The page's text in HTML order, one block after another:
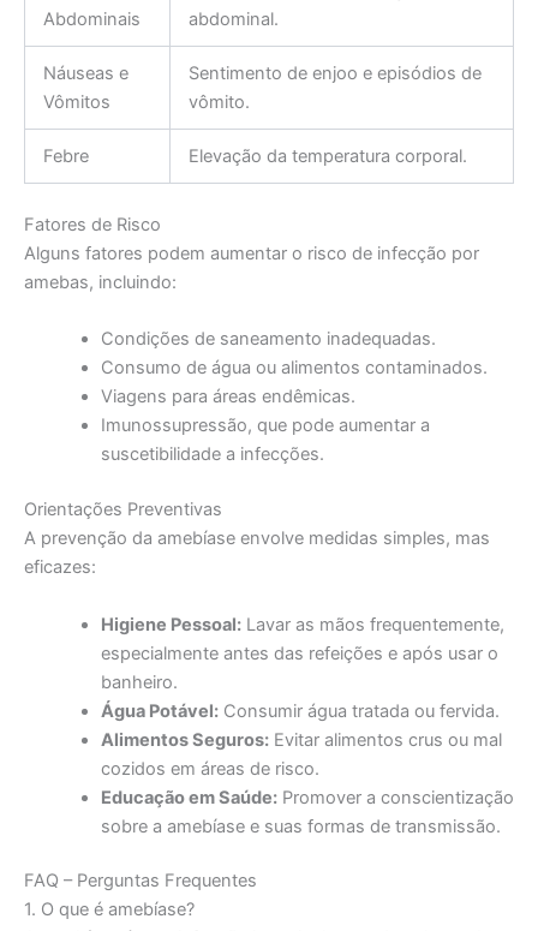
Abdominais
abdominal.
Náuseas e
Vômitos
Sentimento de enjoo e episódios de
vômito.
Febre Elevação da temperatura corporal.
Fatores de Risco
Alguns fatores podem aumentar o risco de infecção por
amebas, incluindo:
Condições de saneamento inadequadas.
Consumo de água ou alimentos contaminados.
Viagens para áreas endêmicas.
Imunossupressão, que pode aumentar a
suscetibilidade a infecções.
Orientações Preventivas
A prevenção da amebíase envolve medidas simples, mas
eficazes:
Higiene Pessoal:Lavar as mãos frequentemente,
especialmente antes das refeições e após usar o
banheiro.
Água Potável:Consumir água tratada ou fervida.
Alimentos Seguros:Evitar alimentos crus ou mal
cozidos em áreas de risco.
Educação em Saúde:Promover a conscientização
sobre a amebíase e suas formas de transmissão.
FAQ – Perguntas Frequentes
1. O que é amebíase?